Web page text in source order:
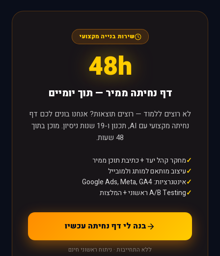
שירות בנייה מקצועי
48h
דף נחיתה ממיר — תוך יומיים
לא רוצים ללמוד — רוצים תוצאות? אנחנו בונים לכם דף
נחיתה מקצועי עם AI, תכנון ו-19 שנות ניסיון. מוכן בתוך
48 שעות.
מחקר קהל יעד + כתיבת תוכן ממיר
עיצוב מותאם למותג ולמובייל
אינטגרציות: Google Ads, Meta, GA4
A/B Testing ראשוני + המלצות
בנה לי דף נחיתה עכשיו
ללא התחייבות · ניתוח ראשוני חינם